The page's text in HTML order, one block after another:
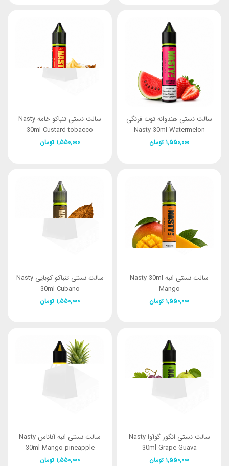
سالت نستی هندوانه توت فرنگی
Nasty 30ml Watermelon
strawberry
تومان ۱,۵۵۰,۰۰۰
سالت نستی تنباکو خامه Nasty
30ml Custard tobacco
تومان ۱,۵۵۰,۰۰۰
سالت نستی انبه Nasty 30ml
Mango
تومان ۱,۵۵۰,۰۰۰
سالت نستی تنباکو کوبایی Nasty
30ml Cubano
تومان ۱,۵۵۰,۰۰۰
سالت نستی انگور گوآوا Nasty
30ml Grape Guava
تومان ۱,۵۵۰,۰۰۰
سالت نستی انبه آناناس Nasty
30ml Mango pineapple
تومان ۱,۵۵۰,۰۰۰